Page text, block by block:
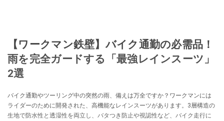
【ワークマン鉄壁】バイク通勤の必需品！
雨を完全ガードする「最強レインスーツ」
2選
バイク通勤やツーリング中の突然の雨、備えは万全ですか？ワークマンには
ライダーのために開発された、高機能なレインスーツがあります。3層構造の
生地で防水性と透湿性を両立し、バタつき防止や視認性など、バイク走行に